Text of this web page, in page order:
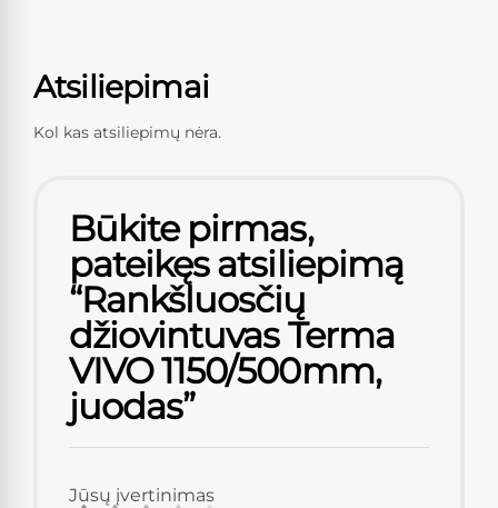
Atsiliepimai
Kol kas atsiliepimų nėra.
Būkite pirmas,
pateikęs atsiliepimą
“Rankšluosčių
džiovintuvas Terma
VIVO 1150/500mm,
juodas”
Jūsų įvertinimas